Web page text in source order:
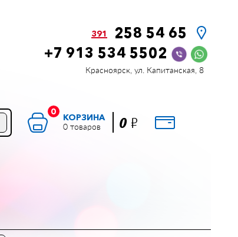
391
258 54 65
+7 913 534 5502
Красноярск, ул. Капитанская, 8
0
КОРЗИНА
0 товаров 0 Р